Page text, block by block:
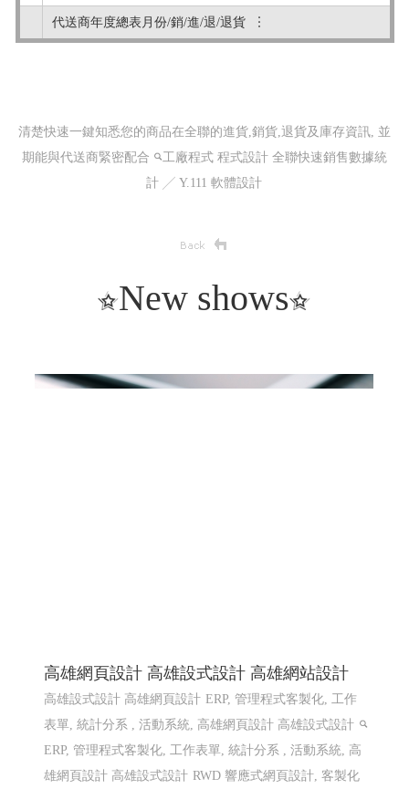
代送商年度總表月份/銷/進/退/退貨 ︙
清楚快速一鍵知悉您的商品在全聯的進貨,銷貨,退貨及庫存資訊, 並
期能與代送商緊密配合
工廠程式 程式設計 全聯快速銷售數據統
計 ╱ Y.111 軟體設計
New shows
高雄網頁設計 高雄設式設計 高雄網站設計
高雄設式設計 高雄網頁設計 ERP, 管理程式客製化, 工作
表單, 統計分系 , 活動系統, 高雄網頁設計 高雄設式設計
ERP, 管理程式客製化, 工作表單, 統計分系 , 活動系統, 高
雄網頁設計 高雄設式設計 RWD 響應式網頁設計, 客製化